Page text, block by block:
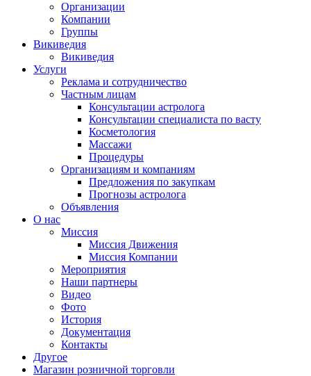
Организации
Компании
Группы
Викиведия
Викиведия
Услуги
Реклама и сотрудничество
Частным лицам
Консультации астролога
Консультации специалиста по васту
Косметология
Массажи
Процедуры
Организациям и компаниям
Предложения по закупкам
Прогнозы астролога
Объявления
О нас
Миссия
Миссия Движения
Миссия Компании
Мероприятия
Наши партнеры
Видео
Фото
История
Документация
Контакты
Другое
Магазин розничной торговли